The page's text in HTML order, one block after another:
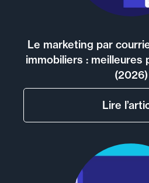
Le marketing par
immobiliers : meilleures
(2026)
Lire